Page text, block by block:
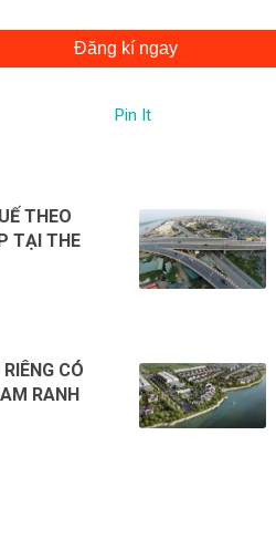
Đăng kí ngay
Pin It
THEO
TẠI THE
CÓ
RANH